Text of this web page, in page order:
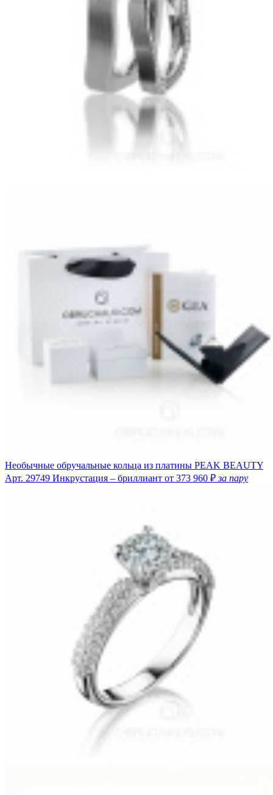
Необычные обручальные кольца из платины PEAK BEAUTY
Арт. 29749 Инкрустация – бриллиант от 373 960 ₽за пару